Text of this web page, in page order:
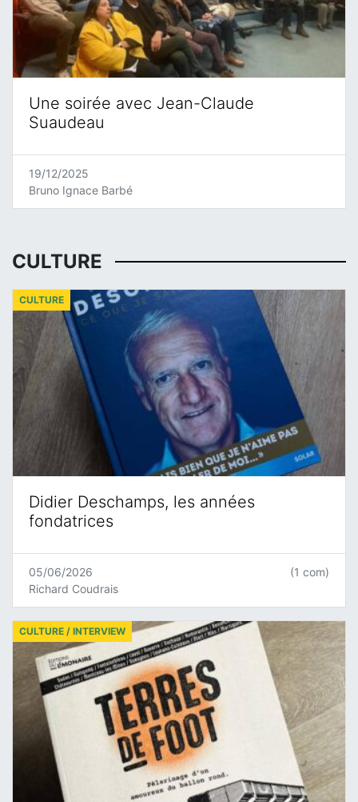
Une soirée avec Jean-Claude
Suaudeau
19/12/2025
Bruno Ignace Barbé
CULTURE
Didier Deschamps, les années
fondatrices
CULTURE
05/06/2026
Richard Coudrais
(1 com)
CULTURE / INTERVIEW